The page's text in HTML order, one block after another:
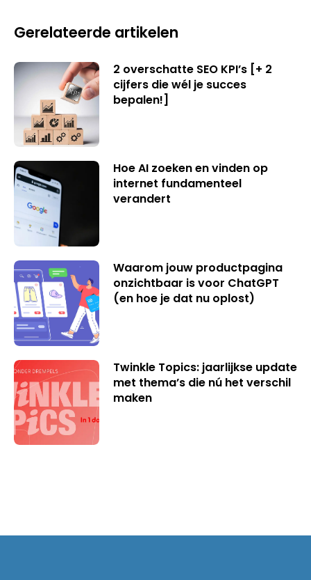
Gerelateerde artikelen
2 overschatte SEO KPI’s [+ 2
cijfers die wél je succes
bepalen!]
Hoe AI zoeken en vinden op
internet fundamenteel
verandert
Waarom jouw productpagina
onzichtbaar is voor ChatGPT
(en hoe je dat nu oplost)
Twinkle Topics: jaarlijkse update
met thema’s die nú het verschil
maken